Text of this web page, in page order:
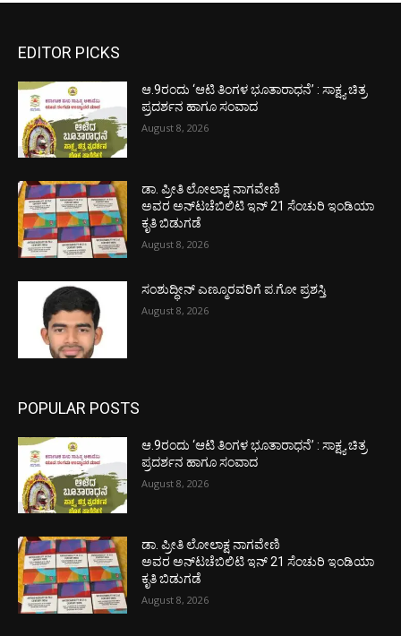
EDITOR PICKS
ಆ.9ರಂದು ‘ಆಟಿ ತಿಂಗಳ ಭೂತಾರಾಧನೆ’ : ಸಾಕ್ಷ್ಯ ಚಿತ್ರ
ಪ್ರದರ್ಶನ ಹಾಗೂ ಸಂವಾದ
August 8, 2026
ಡಾ. ಪ್ರೀತಿ ಲೋಲಾಕ್ಷ ನಾಗವೇಣಿ
ಅವರ ಅನ್‌ಟಚೆಬಿಲಿಟಿ ಇನ್ 21 ಸೆಂಚುರಿ ಇಂಡಿಯಾ
ಕೃತಿ ಬಿಡುಗಡೆ
August 8, 2026
ಸಂಶುದ್ಧೀನ್ ಎಣ್ಮೂರವರಿಗೆ ಪ.ಗೋ ಪ್ರಶಸ್ತಿ
August 8, 2026
POPULAR POSTS
ಆ.9ರಂದು ‘ಆಟಿ ತಿಂಗಳ ಭೂತಾರಾಧನೆ’ : ಸಾಕ್ಷ್ಯ ಚಿತ್ರ
ಪ್ರದರ್ಶನ ಹಾಗೂ ಸಂವಾದ
August 8, 2026
ಡಾ. ಪ್ರೀತಿ ಲೋಲಾಕ್ಷ ನಾಗವೇಣಿ
ಅವರ ಅನ್‌ಟಚೆಬಿಲಿಟಿ ಇನ್ 21 ಸೆಂಚುರಿ ಇಂಡಿಯಾ
ಕೃತಿ ಬಿಡುಗಡೆ
August 8, 2026